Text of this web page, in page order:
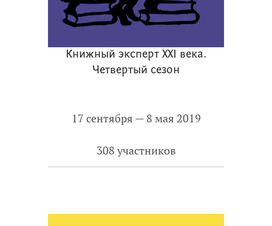
Книжный эксперт ХХI века.
Четвертый сезон
17 сентября — 8 мая 2019
308 участников